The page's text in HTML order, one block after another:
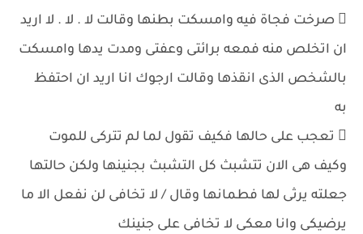
 صرخت فجاة فيه وامسكت بطنها وقالت لا . لا . لا اريد
ان اتخلص منه فمعه برائتى وعفتى ومدت يدها وامسكت
بالشخص الذى انقذها وقالت ارجوك انا اريد ان احتفظ
به
 تعجب على حالها فكيف تقول لما لم تتركى للموت
وكيف هى الان تتشبث كل التشبث بجنينها ولكن حالتها
جعلته يرثى لها فطمانها وقال / لا تخافى لن نفعل الا ما
يرضيكى وانا معكى لا تخافى على جنينك